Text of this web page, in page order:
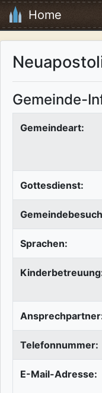
Home
Gemeinde-
Gemeindeart:
Gottesdienst:
Sprachen:
Telefonnummer:
E-Mail-Adresse: